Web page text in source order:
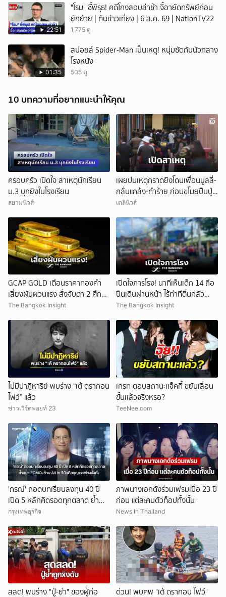
22:51
"โรม" ชี้พิรุธ! คดีโกงสอบล่าช้า จี้อายัดทรัพย์ก่อน
ยักย้าย | ทันข่าวเที่ยง | 6 ส.ค. 69 | NationTV22
1,775 ดู
01:35
สปอยล์ Spider-Man เป็นเหตุ! หนุ่มซัดกันนัวกลาง
โรงหนัง
505 ดู
10 บทความที่อยากแนะนำให้คุณ
ครอบครัว เปิดใจ สาเหตุนักเรียน
ม.3 บุกยิงในโรงเรียน
สยามนิวส์
เผยปมเหตุกราดยิงโดนเพื่อนบูลลี่-
กลั่นแกล้ง-ทำร้าย ก่อนขโมยปืนปู่
ก่อเหตุ
เดลินิวส์
GCAP GOLD เตือนราคาทองคำ
เสี่ยงผันผวนแรง สั่งจับตา 2 ศึก
สำคัญ!
The Bangkok Insight
เปิดใจภารโรง! นาทีเห็นเด็ก 14 ถือ
ปืนเดินผ่านหน้า ไร้ท่าทีตื่นกลัว
ก่อนหลบตำรวจขึ้นอีกอาคาร
The Bangkok Insight
ไม่มีปาฏิหาริย์ พบร่าง “เต้ ดรากอน
ไฟว์” แล้ว
ข่าวเวิร์คพอยท์ 23
เกรท ตอบสถานะเเจ็คกี้ ขยับเลื่อน
ขั้นเเล้วจริงหรอ?
TeeNee.com
'กรณ์' ถอดบทเรียนลงทุน 40 ปี
เปิด 5 หลักคิดรอดทุกตลาด ย้ำ
อย่า FOMO-ห้าม All In วินัยคือ
กรุงเทพธุรกิจ
ภาพนางเอกดังร่วมเฟรมเมื่อ 23 ปี
ก่อน แต่ละคนตัวท็อปทั้งนั้น
News In Thailand
สลด! พบร่าง "ปู่-ย่า" ของผู้ก่อ ด่วน! พบศพ "เต้ ดรากอน ไฟว์"